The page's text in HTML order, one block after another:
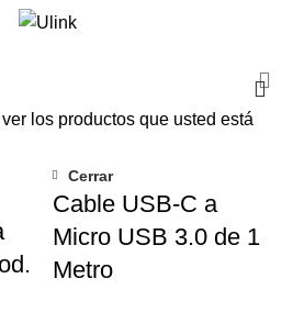
Cerrar
Cable USB-C a
Micro USB 3.0 de 1
Metro
los productos que usted está